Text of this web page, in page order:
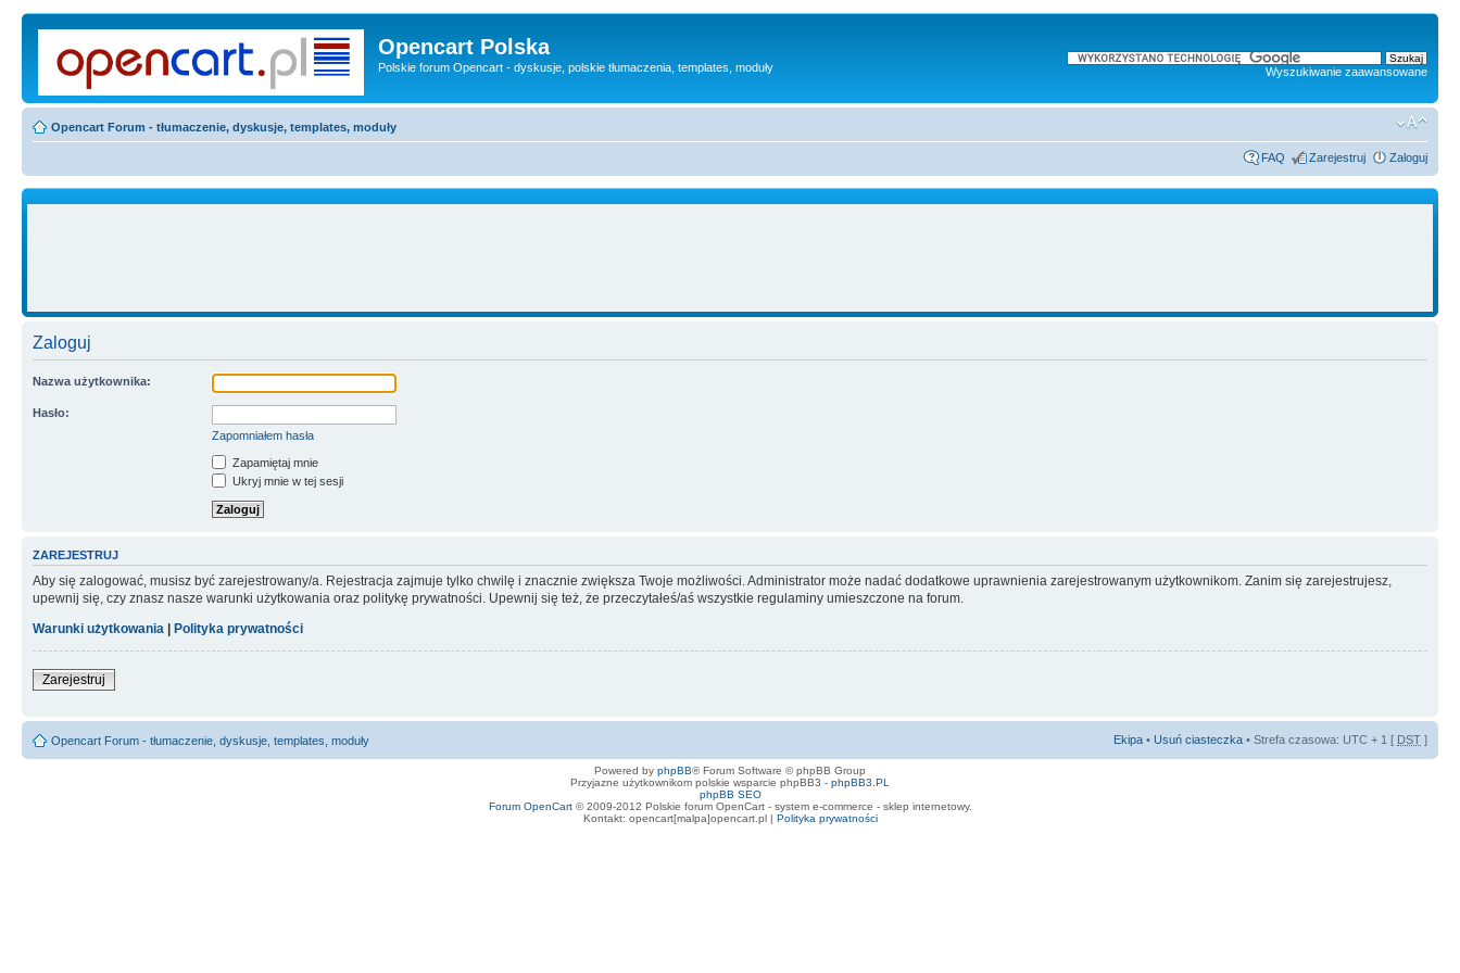
Opencart Polska
Polskie forum Opencart - dyskusje, polskie tłumaczenia, templates, moduły Wyszukiwanie zaawansowane
Opencart Forum - tłumaczenie, dyskusje, templates, moduły
FAQ Zarejestruj Zaloguj
Zaloguj
Nazwa użytkownika:
Hasło:
Zapomniałem hasła
Zapamiętaj mnie
Ukryj mnie w tej sesji
ZAREJESTRUJ
Aby się zalogować, musisz być zarejestrowany/a. Rejestracja zajmuje tylko chwilę i znacznie zwiększa Twoje możliwości. Administrator może nadać dodatkowe uprawnienia zarejestrowanym użytkownikom. Zanim się zarejestrujesz,
upewnij się, czy znasz nasze warunki użytkowania oraz politykę prywatności. Upewnij się też, że przeczytałeś/aś wszystkie regulaminy umieszczone na forum.
Warunki użytkowania | Polityka prywatności
Zarejestruj
Opencart Forum - tłumaczenie, dyskusje, templates, moduły Ekipa • Usuń ciasteczka • Strefa czasowa: UTC + 1 [ DST ]
Powered by phpBB® Forum Software © phpBB Group
Przyjazne użytkownikom polskie wsparcie phpBB3 - phpBB3.PL
phpBB SEO
Forum OpenCart© 2009-2012 Polskie forum OpenCart - system e-commerce - sklep internetowy.
Kontakt: opencart[malpa]opencart.pl | Polityka prywatności